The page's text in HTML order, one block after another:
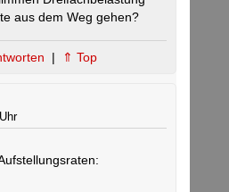
aus dem Weg gehen?
| ⇑ Top